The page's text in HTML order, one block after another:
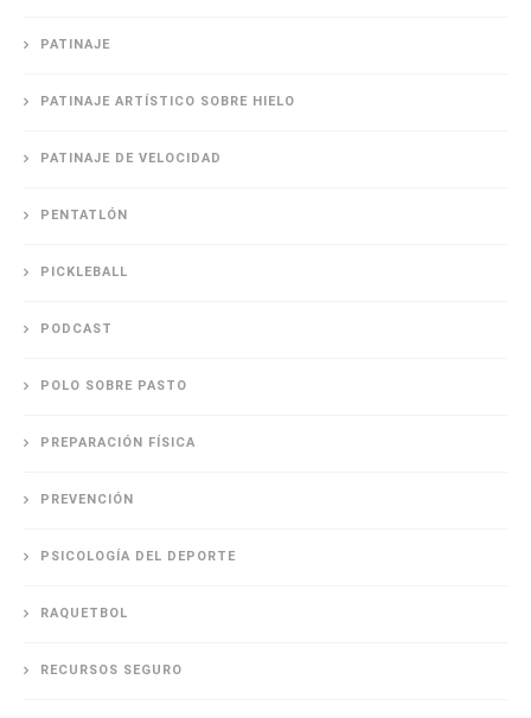
PATINAJE
PATINAJE ARTÍSTICO SOBRE HIELO
PATINAJE DE VELOCIDAD
PENTATLÓN
PICKLEBALL
PODCAST
POLO SOBRE PASTO
PREPARACIÓN FÍSICA
PREVENCIÓN
PSICOLOGÍA DEL DEPORTE
RAQUETBOL
RECURSOS SEGURO